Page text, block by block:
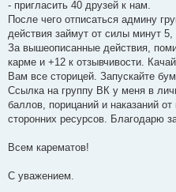
е
н
н
я
- пригласить 40 друзей к нам.
После чего отписаться админу
действия займут от силы минут 5,
За вышеописанные действия,
карме и +12 к отзывчивости.
Вам все сторицей. Запускайте
Ссылка на группу ВК у меня в
баллов, порицаний и наказаний
сторонних ресурсов. Благодарю
Всем карематов!
С уважением.